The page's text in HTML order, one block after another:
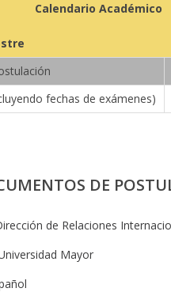
Calendario Académico
fechas de exámenes)
DE
de Relaciones
Mayor